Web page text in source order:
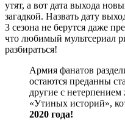
утят, а вот дата выхода
загадкой. Назвать дату
3 сезона не берутся даже
что любимый мультсериал
разбираться!
Армия фанатов
остаются преданны
другие с нетерпением
«Утиных историй»,
2020 года!